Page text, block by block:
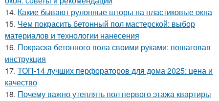
14. Какие бывают рулонные шторы на пластиковые окна
15. Чем покрасить бетонный пол мастерской: выбор
материалов и технологии нанесения
16. Покраска бетонного пола своими руками: пошаговая
инструкция
17. ТОП-14 лучших перфораторов для дома 2025: цена и
качество
18. Почему важно утеплять пол первого этажа квартиры